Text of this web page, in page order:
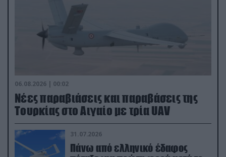
06.08.2026 | 00:02
Νέες παραβιάσεις και παραβάσεις της
Τουρκίας στο Αιγαίο με τρία UAV
31.07.2026
Πάνω από ελληνικό έδαφος